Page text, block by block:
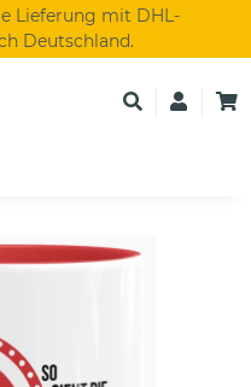
Lieferung mit DHL-
Deutschland.